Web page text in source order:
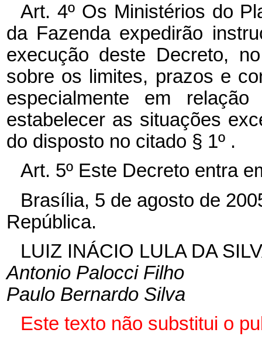
Art. 4º Os Ministérios do
da Fazenda expedirão
execução deste Decreto,
sobre os limites, prazos e
especialmente em
estabelecer as situações
do disposto no citado § 1º .
Art. 5º Este Decreto entra
Brasília, 5 de agosto de
República.
LUIZ INÁCIO LULA DA
Antonio Palocci Filho
Paulo Bernardo Silva
Este texto não substitui o